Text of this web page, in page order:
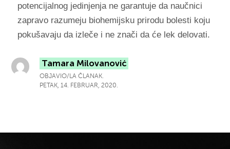
potencijalnog jedinjenja ne garantuje da naučnici
zapravo razumeju biohemijsku prirodu bolesti koju
pokušavaju da izleče i ne znači da će lek delovati.
Tamara Milovanović
OBJAVIO/LA ČLANAK.
PETAK, 14. FEBRUAR, 2020.